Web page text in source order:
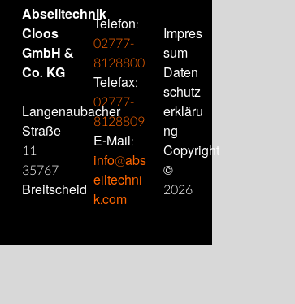
Abseiltechnik
Cloos
GmbH &
Co. KG
Langenaubacher
Straße
11
35767
Breitscheid
Telefon:
02777-
8128800
Telefax:
02777-
8128809
E-Mail:
info@abs
eiltechni
k.com
Impres
sum
Daten
schutz
erkläru
ng
Copyright
©
2026